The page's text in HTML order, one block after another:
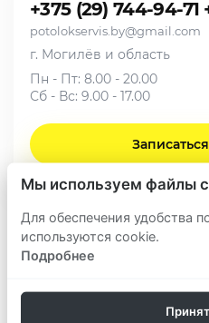
+375 (29) 744-94-71
potolokservis.by@gmail.com
г. Могилёв и область
Пн - Пт: 8.00 - 20.00
Сб - Вс: 9.00 - 17.00
Политика конфиденциальности
Положение о cookie-файлах
© 2026 PotolokServis. Все
Мы используем файлы
Для обеспечения удобства
используются cookie.
Подробнее